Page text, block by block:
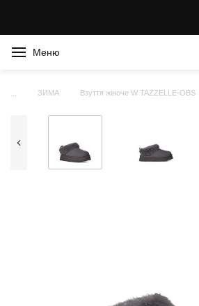
Меню
ЗИМА Взуття жіноче W TAZZELLE-OBS